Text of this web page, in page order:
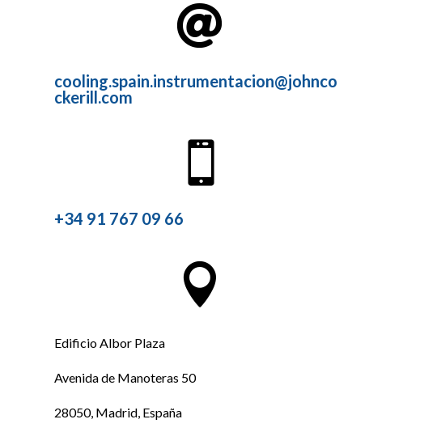

cooling.spain.instrumentacion@johnco
ckerill.com

+34 91 767 09 66

Edificio Albor Plaza
Avenida de Manoteras 50
28050, Madrid, España